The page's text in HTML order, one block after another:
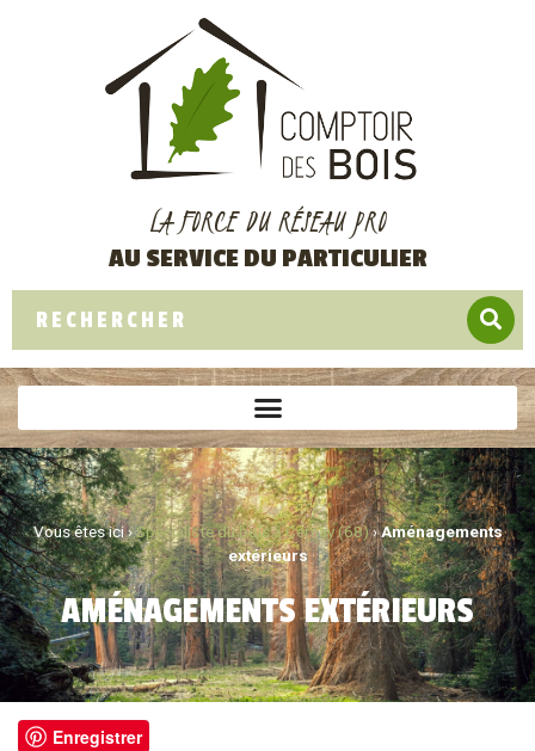
LA FORCE DU RÉSEAU PRO
AU SERVICE DU PARTICULIER
Vous êtes ici ›Spécialiste du bois à Cernay (68)›Aménagements
extérieurs
AMÉNAGEMENTS EXTÉRIEURS
Enregistrer